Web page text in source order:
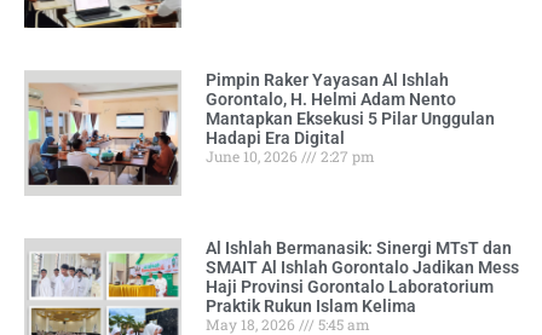
Pimpin Raker Yayasan Al Ishlah
Gorontalo, H. Helmi Adam Nento
Mantapkan Eksekusi 5 Pilar Unggulan
Hadapi Era Digital
June 10, 2026
2:27 pm
Al Ishlah Bermanasik: Sinergi MTsT dan
SMAIT Al Ishlah Gorontalo Jadikan Mess
Haji Provinsi Gorontalo Laboratorium
Praktik Rukun Islam Kelima
May 18, 2026
5:45 am